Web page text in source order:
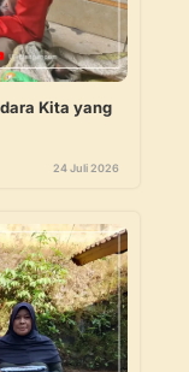
Kita yang
24 Juli 2026